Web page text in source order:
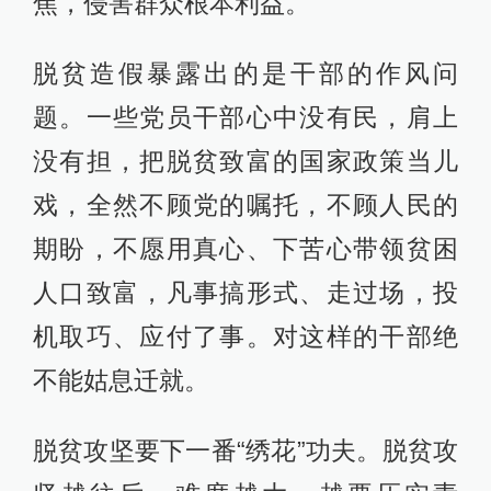
脱贫造假暴露出的是干部的作风问
题。一些党员干部心中没有民，肩上
没有担，把脱贫致富的国家政策当儿
戏，全然不顾党的嘱托，不顾人民的
期盼，不愿用真心、下苦心带领贫困
人口致富，凡事搞形式、走过场，投
机取巧、应付了事。对这样的干部绝
不能姑息迁就。
脱贫攻坚要下一番“绣花”功夫。脱贫攻